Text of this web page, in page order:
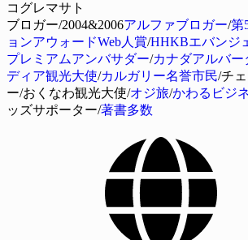
コグレマサト
ブロガー/2004&2006アルファブロガー/第
ョンアウォードWeb人賞/HHKBエバンジ
プレミアムアンバサダー/カナダアルバー
ディア観光大使/カルガリー名誉市民/チ
ー/おくなわ観光大使/オジ旅/かわるビジ
ッズサポーター/著書多数